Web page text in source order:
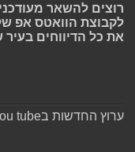
רוצים להשאר
לקבוצת הוואטס אפ
את כל הדיווחים
ערוץ החדשות בyou tube